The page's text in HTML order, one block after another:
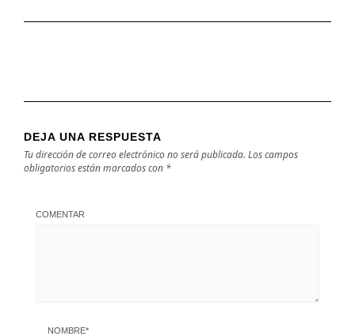
DEJA UNA RESPUESTA
Tu dirección de correo electrónico no será publicada. Los campos
obligatorios están marcados con *
COMENTAR
NOMBRE*